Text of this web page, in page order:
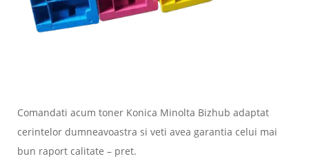
Comandati acum toner Konica Minolta Bizhub adaptat
cerintelor dumneavoastra si veti avea garantia celui mai
bun raport calitate – pret.